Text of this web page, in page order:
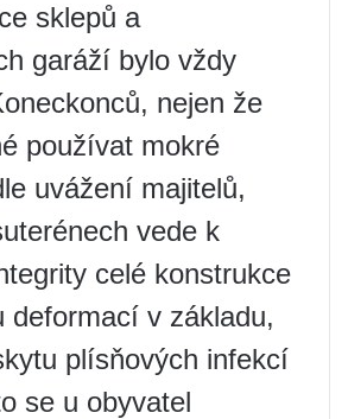
sklepů a
garáží bylo vždy
nejen že
používat mokré
uvážení majitelů,
vede k
celé konstrukce
deformací v základu,
plísňových infekcí
se u obyvatel